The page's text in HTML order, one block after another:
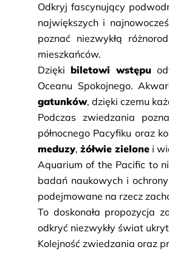
Odkryj fascynujący
największych i
poznać niezwykłą
mieszkańców.
Dzięki biletowi wstępu
Oceanu Spokojnego.
gatunków, dzięki czemu
Podczas zwiedzania
północnego Pacyfiku oraz
meduzy, żółwie zielone i
Aquarium of the Pacific to
badań naukowych i
podejmowane na rzecz
To doskonała propozycja
odkryć niezwykły świat
Kolejność zwiedzania oraz